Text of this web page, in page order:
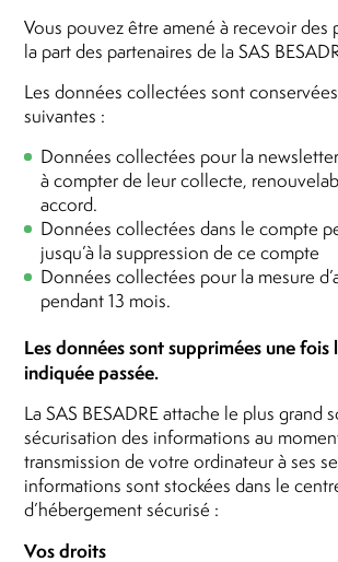
Vous pouvez être amené à recevoir des
la part des partenaires de la SAS
Les données collectées sont
suivantes :
Données collectées pour la
à compter de leur collecte,
accord.
Données collectées dans le compte
jusqu’à la suppression de ce compte
Données collectées pour la mesure
pendant 13 mois.
Les données sont supprimées une
indiquée passée.
La SAS BESADRE attache le plus grand
sécurisation des informations au
transmission de votre ordinateur à ses
informations sont stockées dans le
d’hébergement sécurisé :
Vos droits